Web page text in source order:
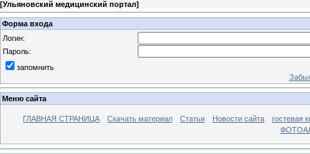
[Ульяновский медицинский портал]
Форма входа
Логин:
Пароль:
запомнить
Меню сайта
ГЛАВНАЯ СТРАНИЦА Скачать материал Статьи Новости сайта
гостевая